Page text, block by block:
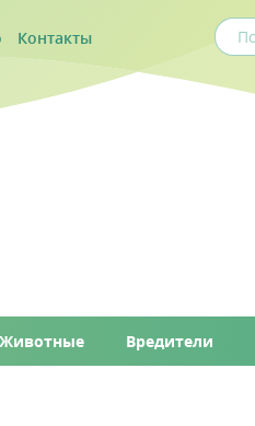
Контакты
Животные Вредители